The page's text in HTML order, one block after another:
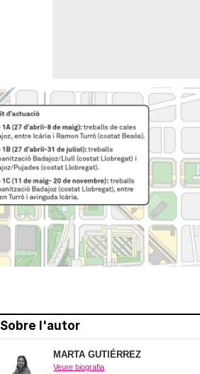
Sobre l'autor
MARTA GUTIÉRREZ
Veure biografia